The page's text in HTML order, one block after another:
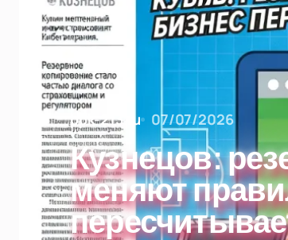
ppk-213.ru 07/07/2026
Кузнецов:
меняют